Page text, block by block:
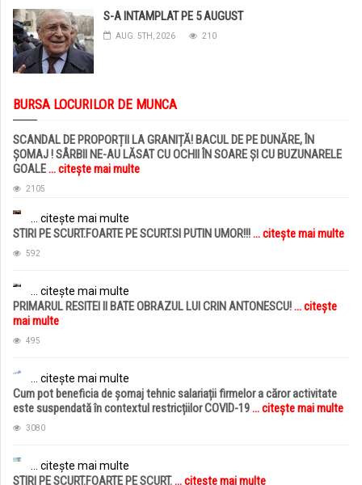
S-A INTAMPLAT PE 5 AUGUST
AUG. 5TH, 2026 210
BURSA LOCURILOR DE MUNCA
SCANDAL DE PROPORȚII LA GRANIȚĂ! BACUL DE PE DUNĂRE, ÎN
ȘOMAJ ! SÂRBII NE-AU LĂSAT CU OCHII ÎN SOARE ȘI CU BUZUNARELE
GOALE... citește mai multe
2105
... citește mai multe
STIRI PE SCURT.FOARTE PE SCURT.SI PUTIN UMOR!!!... citește mai multe
592
... citește mai multe
PRIMARUL RESITEI II BATE OBRAZUL LUI CRIN ANTONESCU!... citește
mai multe
495
... citește mai multe
Cum pot beneficia de șomaj tehnic salariații firmelor a căror activitate
este suspendată în contextul restricțiilor COVID-19... citește mai multe
3080
... citește mai multe
STIRI PE SCURT.FOARTE PE SCURT.... citește mai multe